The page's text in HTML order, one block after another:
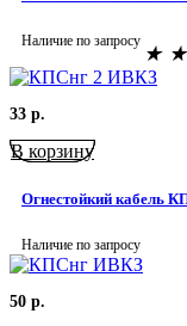
Наличие по запросу
★ ★
33 р.
В корзину
Огнестойкий кабель
Наличие по запросу
50 р.